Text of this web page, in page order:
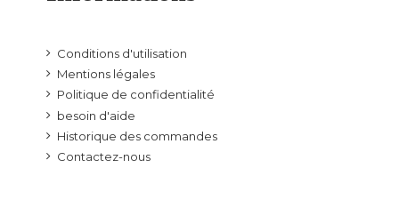
Conditions d'utilisation
Mentions légales
Politique de confidentialité
besoin d'aide
Historique des commandes
Contactez-nous